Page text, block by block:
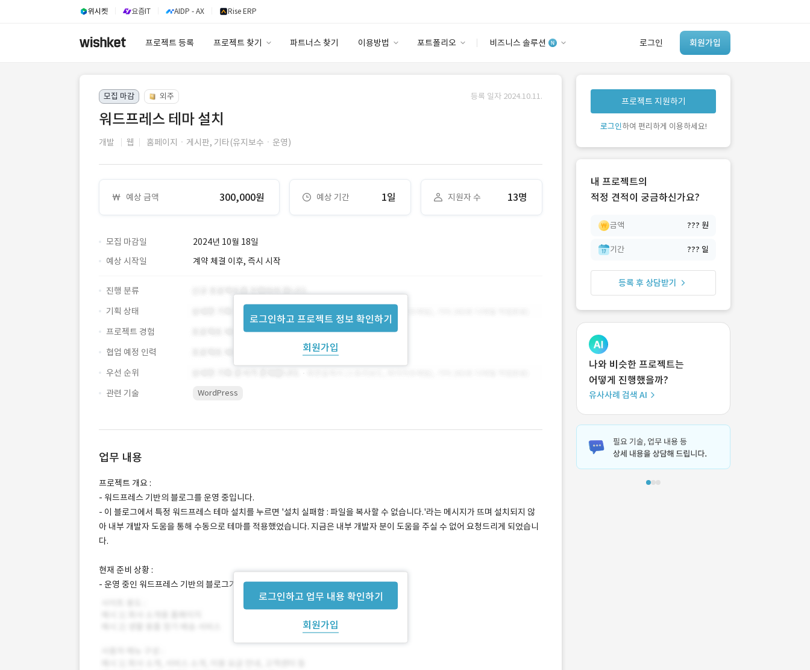
위시켓 요즘IT AIDP - AX Rise ERP
프로젝트 등록 프로젝트 찾기 파트너스 찾기 이용방법 포트폴리오 비즈니스 솔루션 로그인 회원가입
안심 코드 케어
유사사례 검색 AI
‘이런 거’ 만들어본
개발 회사 있어?
모집 마감 외주 등록 일자 2024.10.11.
워드프레스 테마 설치
개발 웹 홈페이지ㆍ게시판, 기타(유지보수ㆍ운영)
예상 금액 300,000원 예상 기간 1일 지원자 수 13명
모집 마감일 2024년 10월 18일
로그인하고 프로젝트 정보 확인하기
회원가입
예상 시작일 계약 체결 이후, 즉시 시작
진행 분류
기획 상태
프로젝트 경험
협업 예정 인력
우선 순위
관련 기술
WordPress
업무 내용
로그인하고 업무 내용 확인하기
회원가입
프로젝트 개요 :
- 워드프레스 기반의 블로그를 운영 중입니다.
- 이 블로그에서 특정 워드프레스 테마 설치를 누르면 '설치 실패함 : 파일을 복사할 수 없습니다.'라는 메시지가 뜨며 설치되지 않
아 내부 개발자 도움을 통해 수동으로 테마를 적용했었습니다. 지금은 내부 개발자 분이 도움을 주실 수 없어 요청드리게 되었습니
다.
현재 준비 상황 :
- 운영 중인 워드프레스 기반의 블로그가 있습니다.
프로젝트 지원하기
로그인하여 편리하게 이용하세요!
내 프로젝트의
적정 견적이 궁금하신가요?
금액 ??? 원
기간 ??? 일
등록 후 상담받기
나와 비슷한 프로젝트는
어떻게 진행했을까?
유사사례 검색 AI